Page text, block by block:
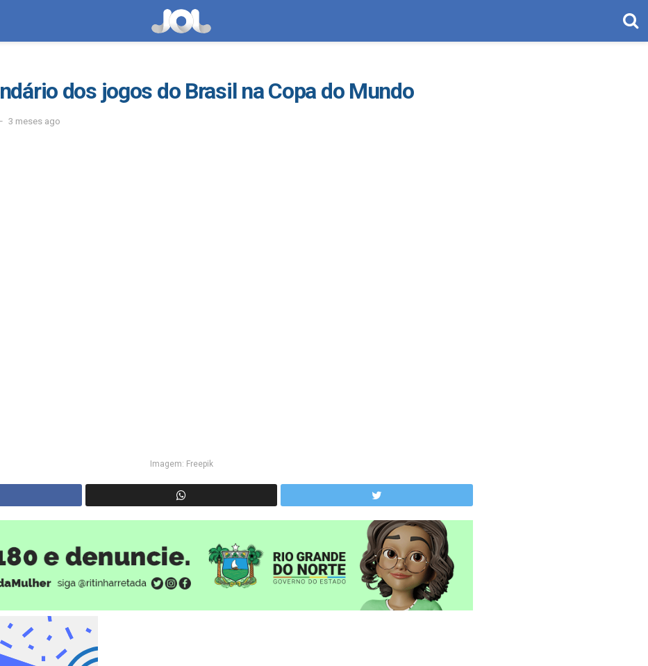
dos jogos do Brasil na Copa do Mundo
3 meses ago
Imagem: Freepik